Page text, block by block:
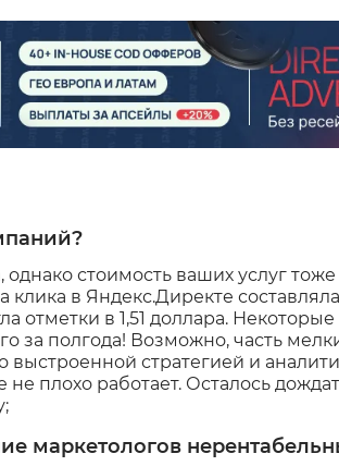
стоимость ваших услуг
в Яндекс.Директе составляла
отметки в 1,51 доллара.
за полгода! Возможно, часть
выстроенной стратегией и
плохо работает. Осталось
маркетологов